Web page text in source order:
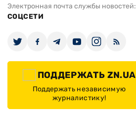
Электронная почта службы новостей:
СОЦСЕТИ
ПОДДЕРЖАТЬ ZN.UA
Поддержать независимую
журналистику!